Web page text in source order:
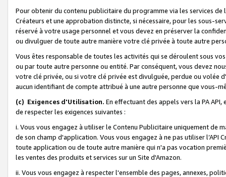
Pour obtenir du contenu publicitaire du programme via les services
Créateurs et une approbation distincte, si nécessaire, pour les sous-
réservé à votre usage personnel et vous devez en préserver la
ou divulguer de toute autre manière votre clé privée à toute autre
Vous êtes responsable de toutes les activités qui se déroulent sous
ou par toute autre personne ou entité. Par conséquent, vous devez
votre clé privée, ou si votre clé privée est divulguée, perdue ou volée
aucun identifiant de compte attribué à une autre personne que vous-
(c) Exigences d'Utilisation. En effectuant des appels vers la PA
de respecter les exigences suivantes :
i. Vous vous engagez à utiliser le Contenu Publicitaire uniquement de
de son champ d'application. Vous vous engagez à ne pas utiliser l’API
toute application ou de toute autre manière qui n'a pas vocation
les ventes des produits et services sur un Site d'Amazon.
ii. Vous vous engagez à respecter l'ensemble des pages, annexes,